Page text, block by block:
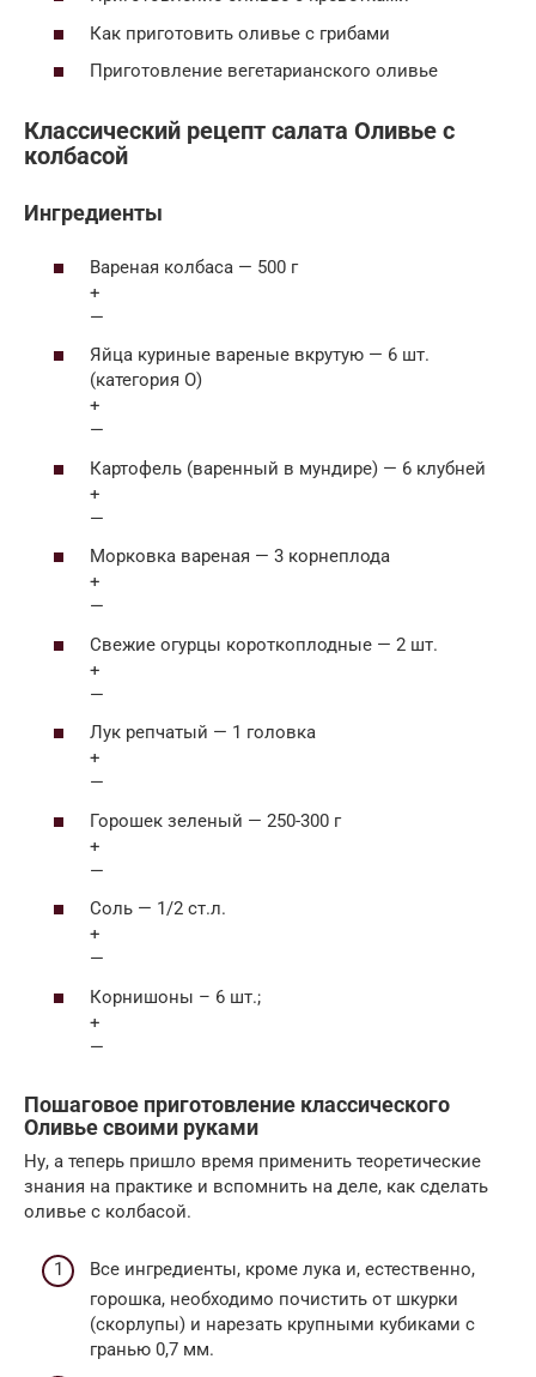
Как приготовить оливье с грибами
Приготовление вегетарианского оливье
Классический рецепт салата Оливье с
колбасой
Ингредиенты
Вареная колбаса — 500 г
+
—
Яйца куриные вареные вкрутую — 6 шт.
(категория О)
+
—
Картофель (варенный в мундире) — 6 клубней
+
—
Морковка вареная — 3 корнеплода
+
—
Свежие огурцы короткоплодные — 2 шт.
+
—
Лук репчатый — 1 головка
+
—
Горошек зеленый — 250-300 г
+
—
Соль — 1/2 ст.л.
+
—
Корнишоны – 6 шт.;
+
—
Пошаговое приготовление классического
Оливье своими руками
Ну, а теперь пришло время применить теоретические
знания на практике и вспомнить на деле, как сделать
оливье с колбасой.
Все ингредиенты, кроме лука и, естественно,
горошка, необходимо почистить от шкурки
(скорлупы) и нарезать крупными кубиками с
гранью 0,7 мм.